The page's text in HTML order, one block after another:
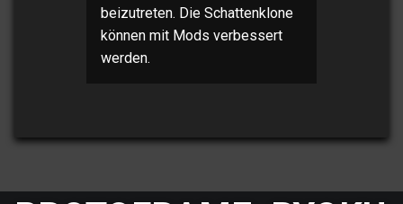
beizutreten. Die Schattenklone
können mit Mods verbessert
werden.